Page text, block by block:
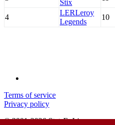
Stix
4
LERLeroy
Legends
10
Terms of service
Privacy policy
© 2001-2026 StatsEnLigne.com